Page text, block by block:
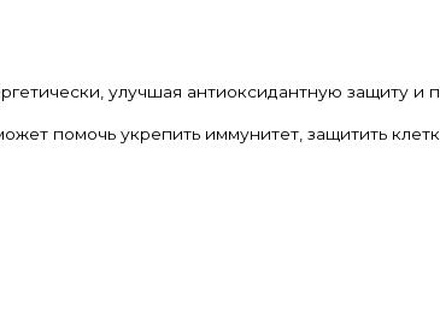
улучшая антиоксидантную защиту и
помочь укрепить иммунитет, защитить